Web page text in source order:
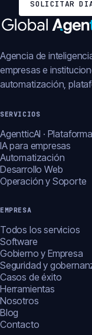
SOLICITAR
Agencia de
empresas e
automatización,
SERVICIOS
AgentticAI · Plataforma
IA para empresas
Automatización
Desarrollo Web
Operación y Soporte
EMPRESA
Todos los servicios
Software
Gobierno y Empresa
Seguridad y
Casos de éxito
Herramientas
Nosotros
Blog
Contacto